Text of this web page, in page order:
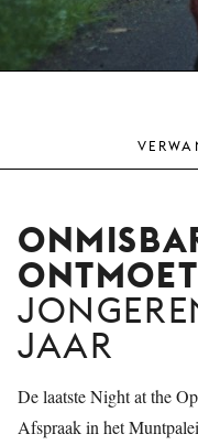
JAAR
De laatste Night at the
Afspraak in het